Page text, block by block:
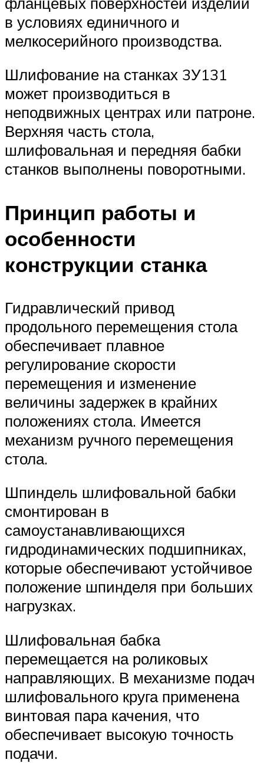
в условиях единичного и
мелкосерийного производства.
Шлифование на станках 3У131
может производиться в
неподвижных центрах или патроне.
Верхняя часть стола,
шлифовальная и передняя бабки
станков выполнены поворотными.
Принцип работы и
особенности
конструкции станка
Гидравлический привод
продольного перемещения стола
обеспечивает плавное
регулирование скорости
перемещения и изменение
величины задержек в крайних
положениях стола. Имеется
механизм ручного перемещения
стола.
Шпиндель шлифовальной бабки
смонтирован в
самоустанавливающихся
гидродинамических подшипниках,
которые обеспечивают устойчивое
положение шпинделя при больших
нагрузках.
Шлифовальная бабка
перемещается на роликовых
направляющих. В механизме подач
шлифовального круга применена
винтовая пара качения, что
обеспечивает высокую точность
подачи.